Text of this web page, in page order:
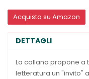
Acquista su Amazon
DETTAGLI
La collana propone a
letteratura un "invito"